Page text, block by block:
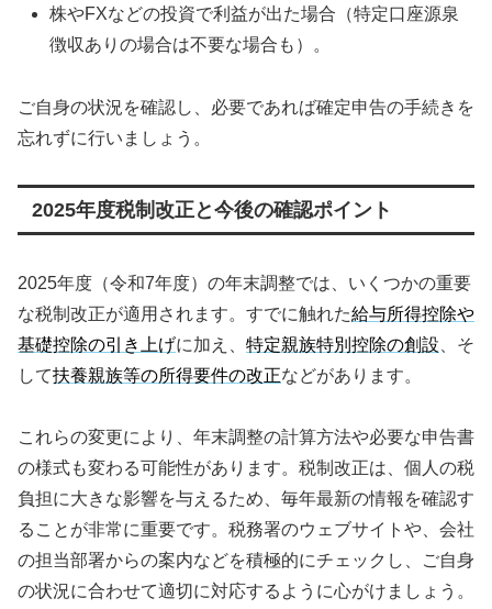
株やFXなどの投資で利益が出た場合（特定口座源泉
徴収ありの場合は不要な場合も）。
ご自身の状況を確認し、必要であれば確定申告の手続きを
忘れずに行いましょう。
2025年度税制改正と今後の確認ポイント
2025年度（令和7年度）の年末調整では、いくつかの重要
な税制改正が適用されます。すでに触れた給与所得控除や
基礎控除の引き上げに加え、 特定親族特別控除の創設 、そ
して扶養親族等の所得要件の改正などがあります。
これらの変更により、年末調整の計算方法や必要な申告書
の様式も変わる可能性があります。税制改正は、個人の税
負担に大きな影響を与えるため、毎年最新の情報を確認す
ることが非常に重要です。税務署のウェブサイトや、会社
の担当部署からの案内などを積極的にチェックし、ご自身
の状況に合わせて適切に対応するように心がけましょう。